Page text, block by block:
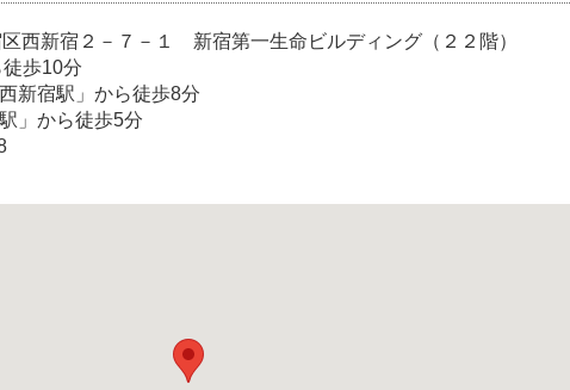
西新宿２－７－１ 新宿第一生命ビルディング（２２階）
歩10分
新宿駅」から徒歩8分
」から徒歩5分